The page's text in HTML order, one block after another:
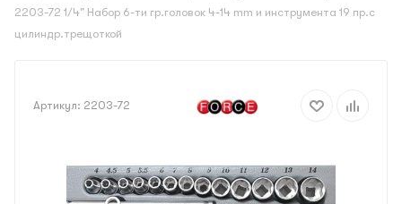
2203-72 1/4" Набор 6-ти гр.головок 4-14 mm и инструмента 19 пр.с
цилиндр.трещоткой
Артикул: 2203-72